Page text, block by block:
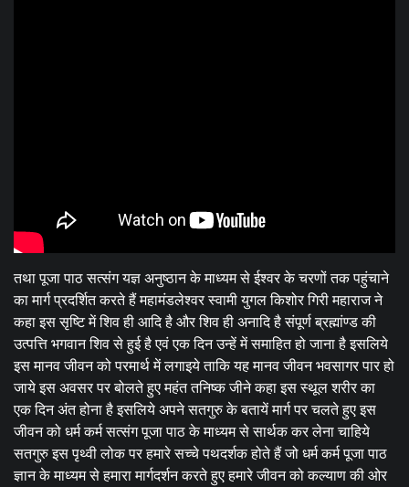
तथा पूजा पाठ सत्संग यज्ञ अनुष्ठान के माध्यम से ईश्वर के चरणों तक पहुंचाने
का मार्ग प्रदर्शित करते हैं महामंडलेश्वर स्वामी युगल किशोर गिरी महाराज ने
कहा इस सृष्टि में शिव ही आदि है और शिव ही अनादि है संपूर्ण ब्रह्मांण्ड की
उत्पत्ति भगवान शिव से हुई है एवं एक दिन उन्हें में समाहित हो जाना है इसलिये
इस मानव जीवन को परमार्थ में लगाइये ताकि यह मानव जीवन भवसागर पार हो
जाये इस अवसर पर बोलते हुए महंत तनिष्क जीने कहा इस स्थूल शरीर का
एक दिन अंत होना है इसलिये अपने सतगुरु के बतायें मार्ग पर चलते हुए इस
जीवन को धर्म कर्म सत्संग पूजा पाठ के माध्यम से सार्थक कर लेना चाहिये
सतगुरु इस पृथ्वी लोक पर हमारे सच्चे पथदर्शक होते हैं जो धर्म कर्म पूजा पाठ
ज्ञान के माध्यम से हमारा मार्गदर्शन करते हुए हमारे जीवन को कल्याण की ओर